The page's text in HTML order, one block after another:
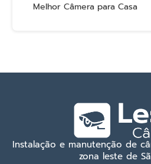
Melhor Câmera para Casa
Instalação e manutenção de
zona leste de